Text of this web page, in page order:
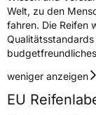
EffizienzD
NasshaftungC
Welt, zu den
fahren. Die Reifen
weniger anzeigen
EU